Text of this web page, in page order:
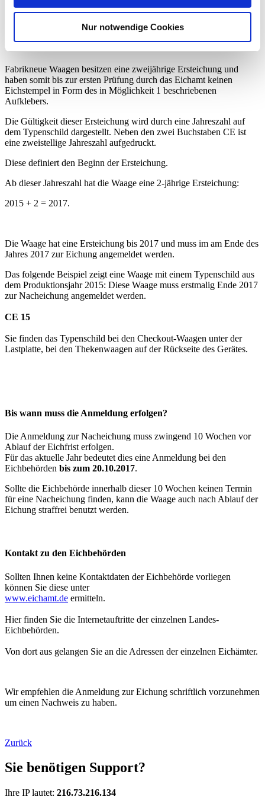
Nur notwendige Cookies
Fabrikneue Waagen besitzen eine zweijährige Ersteichung und
haben somit bis zur ersten Prüfung durch das Eichamt keinen
Eichstempel in Form des in Möglichkeit 1 beschriebenen
Aufklebers.
Die Gültigkeit dieser Ersteichung wird durch eine Jahreszahl auf
dem Typenschild dargestellt. Neben den zwei Buchstaben CE ist
eine zweistellige Jahreszahl aufgedruckt.
Diese definiert den Beginn der Ersteichung.
Ab dieser Jahreszahl hat die Waage eine 2-jährige Ersteichung:
2015 + 2 = 2017.
Die Waage hat eine Ersteichung bis 2017 und muss im am Ende des
Jahres 2017 zur Eichung angemeldet werden.
Das folgende Beispiel zeigt eine Waage mit einem Typenschild aus
dem Produktionsjahr 2015: Diese Waage muss erstmalig Ende 2017
zur Nacheichung angemeldet werden.
CE 15
Sie finden das Typenschild bei den Checkout-Waagen unter der
Lastplatte, bei den Thekenwaagen auf der Rückseite des Gerätes.
Bis wann muss die Anmeldung erfolgen?
Die Anmeldung zur Nacheichung muss zwingend 10 Wochen vor
Ablauf der Eichfrist erfolgen.
Für das aktuelle Jahr bedeutet dies eine Anmeldung bei den
Eichbehörden bis zum 20.10.2017.
Sollte die Eichbehörde innerhalb dieser 10 Wochen keinen Termin
für eine Nacheichung finden, kann die Waage auch nach Ablauf der
Eichung straffrei benutzt werden.
Kontakt zu den Eichbehörden
Sollten Ihnen keine Kontaktdaten der Eichbehörde vorliegen
können Sie diese unter
www.eichamt.de ermitteln.
Hier finden Sie die Internetauftritte der einzelnen Landes-
Eichbehörden.
Von dort aus gelangen Sie an die Adressen der einzelnen Eichämter.
Wir empfehlen die Anmeldung zur Eichung schriftlich vorzunehmen
um einen Nachweis zu haben.
Zurück
Sie benötigen Support?
Ihre IP lautet: 216.73.216.134